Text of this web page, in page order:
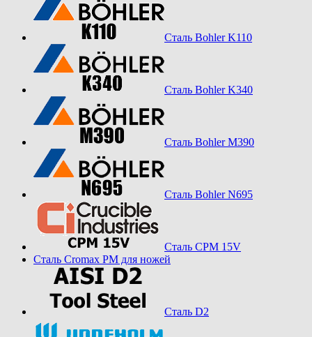
Сталь Bohler K110
Сталь Bohler K340
Сталь Bohler M390
Сталь Bohler N695
Сталь CPM 15V
Сталь Cromax PM для ножей
Сталь D2